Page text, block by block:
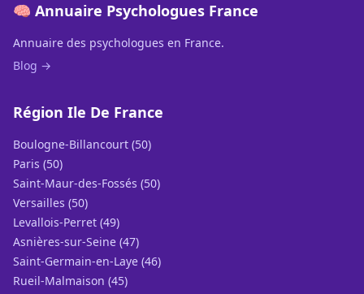
🧠 Annuaire Psychologues France
Annuaire des psychologues en France.
Blog →
Région Ile De France
Boulogne-Billancourt (50)
Paris (50)
Saint-Maur-des-Fossés (50)
Versailles (50)
Levallois-Perret (49)
Asnières-sur-Seine (47)
Saint-Germain-en-Laye (46)
Rueil-Malmaison (45)